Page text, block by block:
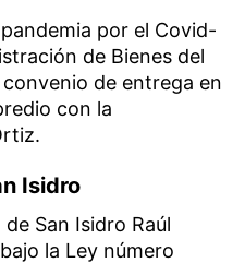
por el Covid-
de Bienes del
de entrega en
con la
Isidro
San Isidro Raúl
la Ley número